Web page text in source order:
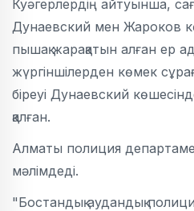
Куәгерлердің айтуынша,
Дунаевский мен Жароков
пышақ жарақатын алған ер
жүргіншілерден көмек
біреуі Дунаевский
қалған.
Алматы полиция
мәлімдеді.
"Бостандық аудандық